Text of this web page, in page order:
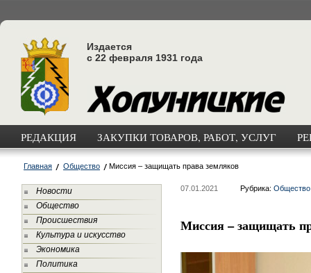
Издается
с 22 февраля 1931 года
РЕДАКЦИЯ ЗАКУПКИ ТОВАРОВ, РАБОТ, УСЛУГ
Главная Общество Миссия – защищать права земляков
Новости
Общество
Происшествия
Культура и искусство
Экономика
Политика
07.01.2021 Рубрика: Общество
Миссия – защищать